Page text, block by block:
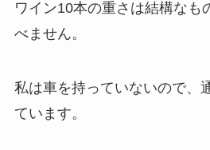
ワイン10本の重さは結構なも
べません。
私は車を持っていないので、
ています。